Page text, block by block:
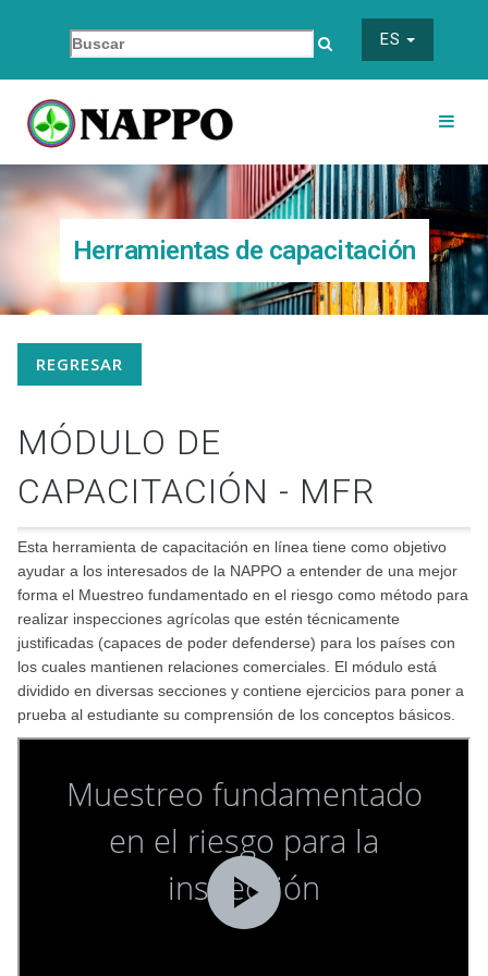
ES
Herramientas de capacitación
REGRESAR
MÓDULO DE
CAPACITACIÓN - MFR
Esta herramienta de capacitación en línea tiene como objetivo
ayudar a los interesados de la NAPPO a entender de una mejor
forma el Muestreo fundamentado en el riesgo como método para
realizar inspecciones agrícolas que estén técnicamente
justificadas (capaces de poder defenderse) para los países con
los cuales mantienen relaciones comerciales. El módulo está
dividido en diversas secciones y contiene ejercicios para poner a
prueba al estudiante su comprensión de los conceptos básicos.